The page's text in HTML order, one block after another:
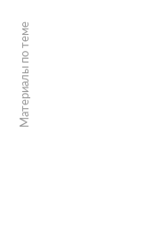
Материалы по теме